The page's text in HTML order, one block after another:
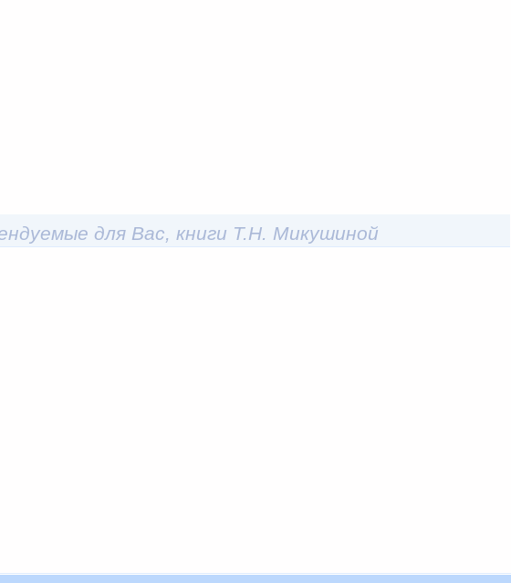
для Вас, книги Т.Н. Микушиной